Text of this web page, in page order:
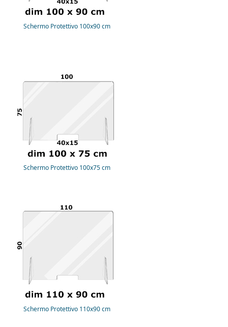
Schermo Protettivo 100x90 cm
Schermo Protettivo 100x75 cm
Schermo Protettivo 110x90 cm